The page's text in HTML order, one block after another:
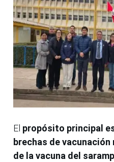
El propósito principal
brechas de
de la vacuna del